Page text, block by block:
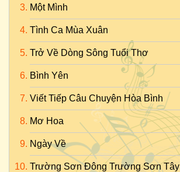
Một Mình
Tình Ca Mùa Xuân
Trở Về Dòng Sông Tuổi Thơ
Bình Yên
Viết Tiếp Câu Chuyện Hòa Bình
Mơ Hoa
Ngày Về
Trường Sơn Đông Trường Sơn Tây